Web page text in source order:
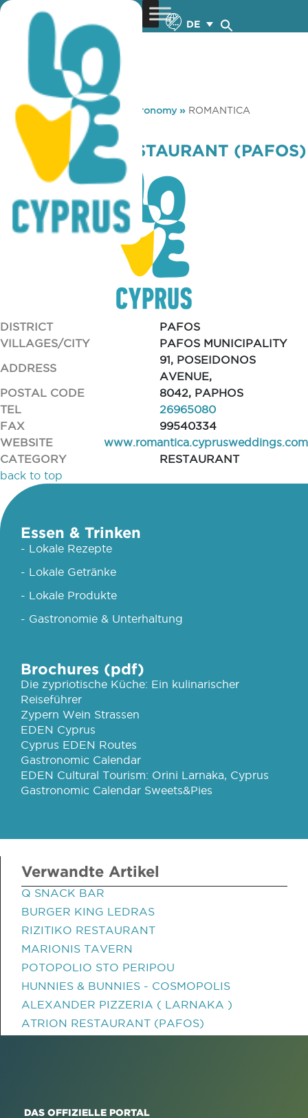
DE
You are here: Home »Gastronomy» ROMANTICA
RESTAURANT (PAFOS)
ROMANTICA RESTAURANT (PAFOS)
DISTRICT
PAFOS
VILLAGES/CITY
PAFOS MUNICIPALITY
ADDRESS
91, POSEIDONOS
AVENUE,
POSTAL CODE
8042, PAPHOS
TEL
26965080
FAX
99540334
WEBSITE
www.romantica.cyprusweddings.com
CATEGORY
RESTAURANT
back to top
Essen & Trinken
- Lokale Rezepte
- Lokale Getränke
- Lokale Produkte
- Gastronomie & Unterhaltung
Brochures (pdf)
Die zypriotische Küche: Ein kulinarischer
Reiseführer
Zypern Wein Strassen
EDEN Cyprus
Cyprus EDEN Routes
Gastronomic Calendar
EDEN Cultural Tourism: Orini Larnaka, Cyprus
Gastronomic Calendar Sweets&Pies
Verwandte Artikel
Q SNACK BAR
BURGER KING LEDRAS
RIZITIKO RESTAURANT
MARIONIS TAVERN
POTOPOLIO STO PERIPOU
HUNNIES & BUNNIES - COSMOPOLIS
ALEXANDER PIZZERIA ( LARNAKA )
ATRION RESTAURANT (PAFOS)
DAS OFFIZIELLE PORTAL